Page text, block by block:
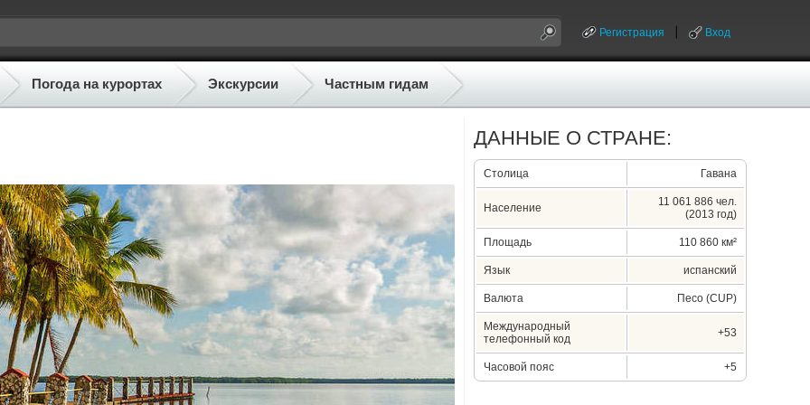
Регистрация Вход
Погода на курортах Экскурсии Частным гидам
ДАННЫЕ О СТРАНЕ:
Столица Гавана
Население
11 061 886 чел.
(2013 год)
Площадь 110 860 км²
Язык испанский
Валюта Песо (CUP)
Международный
телефонный код
+53
Часовой пояс +5